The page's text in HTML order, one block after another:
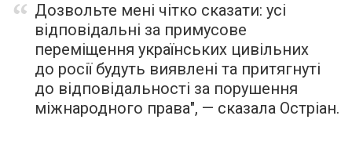
Дозвольте мені чітко сказати: усі
відповідальні за примусове
переміщення українських цивільних
до росії будуть виявлені та притягнуті
до відповідальності за порушення
міжнародного права", — сказала Остріан.